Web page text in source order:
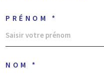
PRÉNOM *
NOM *